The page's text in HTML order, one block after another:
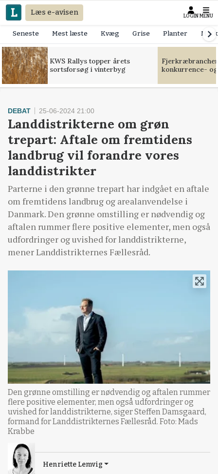
Læs e-avisen LOGIN MENU
Seneste Mest læste Kvæg Grise Planter
KWS Rallys topper årets
sortsforsøg i vinterbyg
konkurrence-
DEBAT 25-06-2024 21:00
Landdistrikterne om grøn
trepart: Aftale om fremtidens
landbrug vil forandre vores
landdistrikter
Parterne i den grønne trepart har indgået en aftale
om fremtidens landbrug og arealanvendelse i
Danmark. Den grønne omstilling er nødvendig og
aftalen rummer flere positive elementer, men også
udfordringer og uvished for landdistrikterne,
mener Landdistrikternes Fællesråd.
Den grønne omstilling er nødvendig og aftalen rummer
flere positive elementer, men også udfordringer og
uvished for landdistrikterne, siger Steffen Damsgaard,
formand for Landdistrikternes Fællesråd. Foto: Mads
Krabbe
Henriette Lemvig